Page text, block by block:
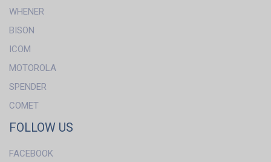
WHENER
BISON
ICOM
MOTOROLA
SPENDER
COMET
FOLLOW US
FACEBOOK